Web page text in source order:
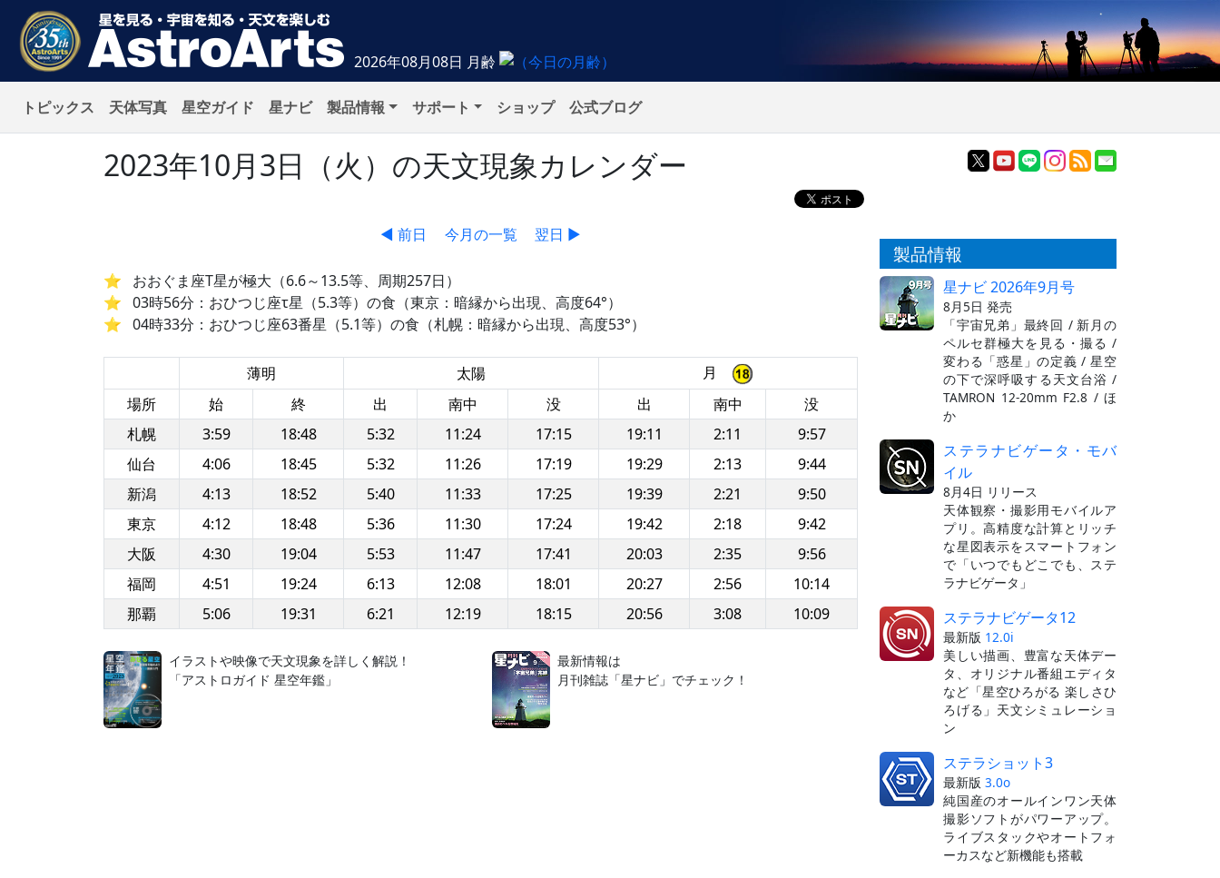
2026年08月08日 月齢
トピックス 天体写真 星空ガイド 星ナビ 製品情報 サポート ショップ 公式ブログ
2023年10月3日（火）の天文現象カレンダー
◀ 前日 今月の一覧 翌日 ▶
おおぐま座T星が極大（6.6～13.5等、周期257日）
03時56分：おひつじ座τ星（5.3等）の食（東京：暗縁から出現、高度64°）
04時33分：おひつじ座63番星（5.1等）の食（札幌：暗縁から出現、高度53°）
薄明 太陽
月
場所
始 終 出 南中 没 出 南中
没
札幌
3:59 18:48 5:32 11:24 17:15 19:11 2:11
9:57
仙台
4:06 18:45 5:32 11:26 17:19 19:29 2:13
9:44
新潟
4:13 18:52 5:40 11:33 17:25 19:39 2:21
9:50
東京
4:12 18:48 5:36 11:30 17:24 19:42 2:18
9:42
大阪
4:30 19:04 5:53 11:47 17:41 20:03 2:35
9:56
福岡
4:51 19:24 6:13 12:08 18:01 20:27 2:56
10:14
那覇
5:06 19:31 6:21 12:19 18:15 20:56 3:08 10:09
イラストや映像で天文現象を詳しく解説！
「アストロガイド 星空年鑑」
最新情報は
月刊雑誌「星ナビ」でチェック！
製品情報
星ナビ 2026年9月号
8月5日 発売
「宇宙兄弟」最終回 / 新月の
ペルセ群極大を見る・撮る /
変わる「惑星」の定義 / 星空
の下で深呼吸する天文台浴 /
TAMRON 12-20mm F2.8 / ほ
か
ステラナビゲータ・モバ
イル
8月4日 リリース
天体観察・撮影用モバイルア
プリ。高精度な計算とリッチ
な星図表示をスマートフォン
で「いつでもどこでも、ステ
ラナビゲータ」
ステラナビゲータ12
最新版 12.0i
美しい描画、豊富な天体デー
タ、オリジナル番組エディタ
など「星空ひろがる 楽しさひ
ろげる」天文シミュレーショ
ン
ステラショット3
最新版 3.0o
純国産のオールインワン天体
撮影ソフトがパワーアップ。
ライブスタックやオートフォ
ーカスなど新機能も搭載